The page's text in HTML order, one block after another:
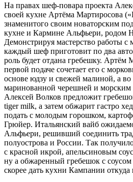
На правах шеф-повара проекта
своей кухне Артёма Мартиросова
знаменитого своим новаторским
кухне и Кармине Альфьери, родом
Демонстрируя мастерство работы
каждый шеф приготовит по два
роль будет отдана гребешку. Артём
первой подаче сочетает его с
основе юдзу и свежей малиной, а
маринованной черешней и
Алексей Волков предложит
tiger milk, а затем обжарит гастро
подать с молодым горошком,
Грюйер. Итальянский вайб
Альфьери, решивший соединить
полуострова и России. Так
с красной икрой, апельсиновым
ну а обжаренный гребешок с
скорее дать кухни Кампании